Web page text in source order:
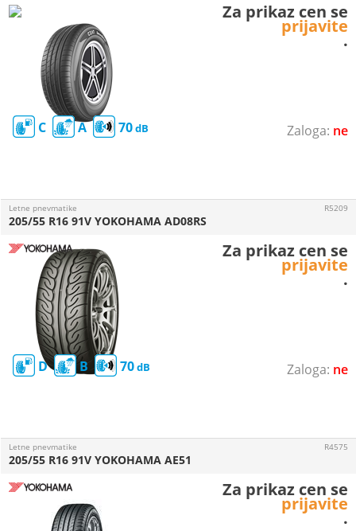
ne
C A 70
Za prikaz cen se
prijavite
.
ne
Letne pnevmatike
D B 70
205/55 R16 91V YOKOHAMA AD08RS
R5209
Za prikaz cen se
prijavite
.
Letne pnevmatike
205/55 R16 91V YOKOHAMA AE51
R4575
Za prikaz cen se
prijavite
.